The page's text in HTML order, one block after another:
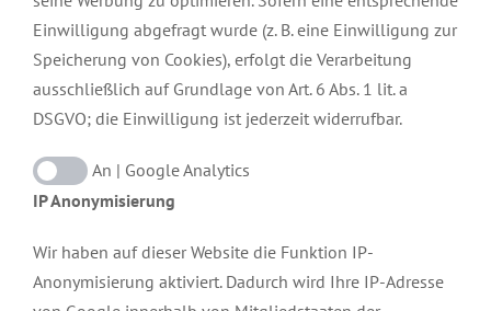
Einwilligung abgefragt wurde (z. B. eine Einwilligung zur
Speicherung von Cookies), erfolgt die Verarbeitung
ausschließlich auf Grundlage von Art. 6 Abs. 1 lit. a
DSGVO; die Einwilligung ist jederzeit widerrufbar.
An
Google Analytics
IP Anonymisierung
Wir haben auf dieser Website die Funktion IP-
Anonymisierung aktiviert. Dadurch wird Ihre IP-Adresse